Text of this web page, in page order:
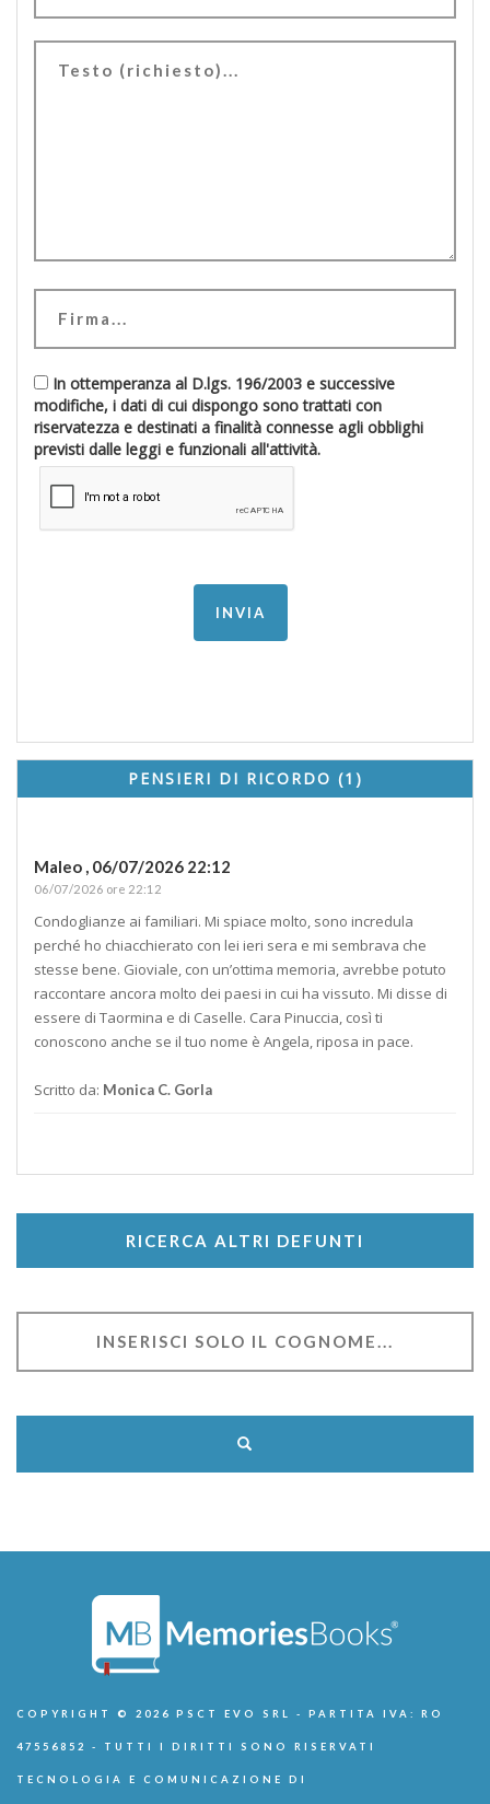
In ottemperanza al D.lgs. 196/2003 e successive
modifiche, i dati di cui dispongo sono trattati con
riservatezza e destinati a finalità connesse agli obblighi
previsti dalle leggi e funzionali all'attività.
PENSIERI DI RICORDO (1)
Maleo , 06/07/2026 22:12
06/07/2026 ore 22:12
Condoglianze ai familiari. Mi spiace molto, sono incredula
perché ho chiacchierato con lei ieri sera e mi sembrava che
stesse bene. Gioviale, con un’ottima memoria, avrebbe potuto
raccontare ancora molto dei paesi in cui ha vissuto. Mi disse di
essere di Taormina e di Caselle. Cara Pinuccia, così ti
conoscono anche se il tuo nome è Angela, riposa in pace.
Scritto da: Monica C. Gorla
RICERCA ALTRI DEFUNTI
COPYRIGHT © 2026 PSCT EVO SRL - PARTITA IVA: RO
47556852 - TUTTI I DIRITTI SONO RISERVATI
TECNOLOGIA E COMUNICAZIONE DI